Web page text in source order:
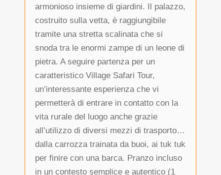
armonioso insieme di giardini. Il palazzo,
costruito sulla vetta, è raggiungibile
tramite una stretta scalinata che si
snoda tra le enormi zampe di un leone di
pietra. A seguire partenza per un
caratteristico Village Safari Tour,
un’interessante esperienza che vi
permetterà di entrare in contatto con la
vita rurale del luogo anche grazie
all’utilizzo di diversi mezzi di trasporto…
dalla carrozza trainata da buoi, ai tuk tuk
per finire con una barca. Pranzo incluso
in un contesto semplice e autentico (1